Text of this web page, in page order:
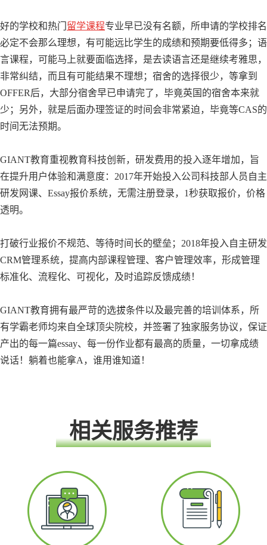
好的学校和热门 留学课程专业早已没有名额，所申请的学校排名
必定不会那么理想，有可能远比学生的成绩和预期要低得多；语
言课程，可能马上就要面临选择，是去读语言还是继续考雅思，
非常纠结，而且有可能结果不理想；宿舍的选择很少，等拿到
OFFER后，大部分宿舍早已申请完了，毕竟英国的宿舍本来就
少；另外，就是后面办理签证的时间会非常紧迫，毕竟等CAS的
时间无法预期。
GIANT教育重视教育科技创新，研发费用的投入逐年增加，旨
在提升用户体验和满意度：2017年开始投入公司科技部人员自主
研发网课、Essay报价系统，无需注册登录，1秒获取报价，价格
透明。
打破行业报价不规范、等待时间长的壁垒；2018年投入自主研发
CRM管理系统，提高内部课程管理、客户管理效率，形成管理
标准化、流程化、可视化，及时追踪反馈成绩！
GIANT教育拥有最严苛的选拔条件以及最完善的培训体系，所
有学霸老师均来自全球顶尖院校，并签署了独家服务协议，保证
产出的每一篇essay、每一份作业都有最高的质量，一切拿成绩
说话！躺着也能拿A，谁用谁知道！
相关服务推荐